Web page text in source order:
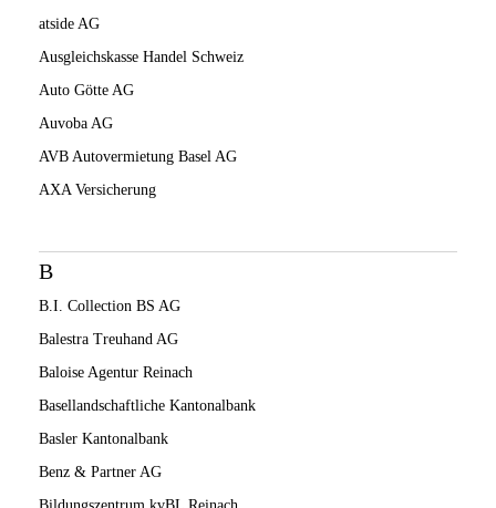
atside AG
Ausgleichskasse Handel Schweiz
Auto Götte AG
Auvoba AG
AVB Autovermietung Basel AG
AXA Versicherung
B
B.I. Collection BS AG
Balestra Treuhand AG
Baloise Agentur Reinach
Basellandschaftliche Kantonalbank
Basler Kantonalbank
Benz & Partner AG